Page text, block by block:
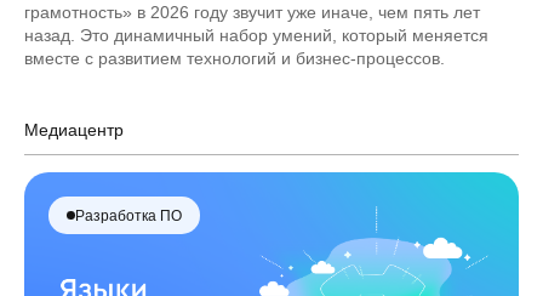
грамотность» в 2026 году звучит уже иначе, чем пять лет
назад. Это динамичный набор умений, который меняется
вместе с развитием технологий и бизнес-процессов.
Медиацентр
Разработка ПО